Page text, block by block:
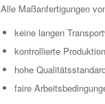
Alle Maßanfertigungen
keine langen
kontrollierte
hohe
faire